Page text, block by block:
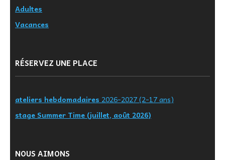
Adultes
Vacances
RÉSERVEZ UNE PLACE
ateliers hebdomadaires 2026-2027 (2-17 ans)
stage Summer Time (juillet, août 2026)
NOUS AIMONS